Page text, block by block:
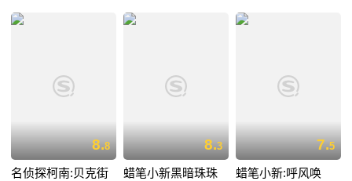
8.8
名侦探柯南:贝克街
8.3
蜡笔小新黑暗珠珠
7.5
蜡笔小新:呼风唤